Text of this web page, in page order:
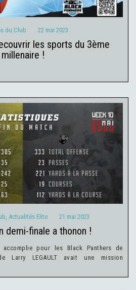
du Club 22 mai 2023
millenaire !
Actualités Elite 21 mai 2023
, Actualités Elite 21 mai 2023
demi-finale a thonon !
accomplie pour les Black Panthers de
Larry LEGAULT avait une mission